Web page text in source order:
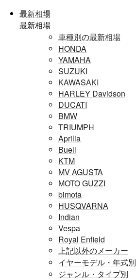
最新相場
最新相場
車種別の最新相場
HONDA
YAMAHA
SUZUKI
KAWASAKI
HARLEY Davidson
DUCATI
BMW
TRIUMPH
Aprilia
Buell
KTM
MV AGUSTA
MOTO GUZZI
bimota
HUSQVARNA
Indian
Vespa
Royal Enfield
上記以外のメーカー
イヤーモデル・年式別
ジャンル・タイプ別